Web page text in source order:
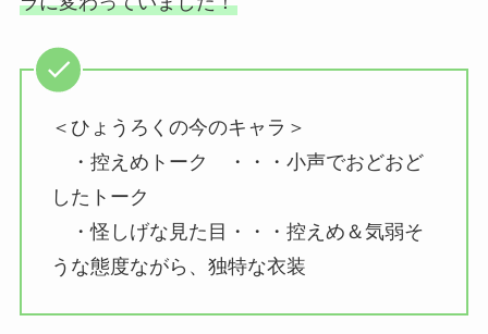
＜ひょうろくの今のキャラ＞
・控えめトーク ・・・小声でおどおど
したトーク
・怪しげな見た目・・・控えめ＆気弱そ
うな態度ながら、独特な衣装